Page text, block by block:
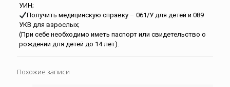
УИН;
Получить медицинскую справку – 061/У для детей и 089
УКВ для взрослых;
(При себе необходимо иметь паспорт или свидетельство о
рождении для детей до 14 лет).
Похожие записи